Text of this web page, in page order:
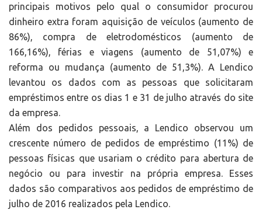
principais motivos pelo qual o consumidor procurou
dinheiro extra foram aquisição de veículos (aumento de
86%), compra de eletrodomésticos (aumento de
166,16%), férias e viagens (aumento de 51,07%) e
reforma ou mudança (aumento de 51,3%). A Lendico
levantou os dados com as pessoas que solicitaram
empréstimos entre os dias 1 e 31 de julho através do site
da empresa.
Além dos pedidos pessoais, a Lendico observou um
crescente número de pedidos de empréstimo (11%) de
pessoas físicas que usariam o crédito para abertura de
negócio ou para investir na própria empresa. Esses
dados são comparativos aos pedidos de empréstimo de
julho de 2016 realizados pela Lendico.